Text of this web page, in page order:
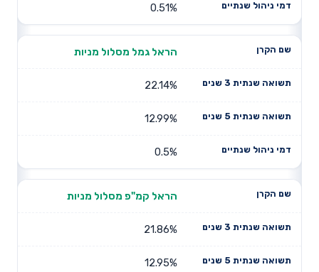
0.51%
הראל גמל מסלול מניות
22.14%
12.99%
0.5%
הראל קמ"פ מסלול מניות
21.86%
12.95%